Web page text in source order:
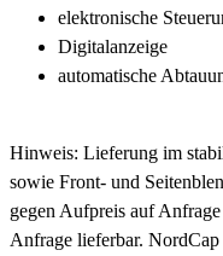
elektronische
Digitalanzeige
automatische
Hinweis: Lieferung im
sowie Front- und
gegen Aufpreis auf
Anfrage lieferbar.